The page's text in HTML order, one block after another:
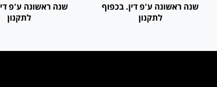
שנה ראשונה ע'פ דין. בכפוף
לתקנון
שנה ראשונה ע'פ
לתקנון